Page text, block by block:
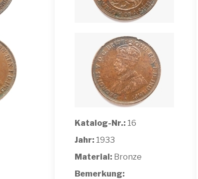
Katalog-Nr.: 16
Jahr: 1933
Material: Bronze
Bemerkung: